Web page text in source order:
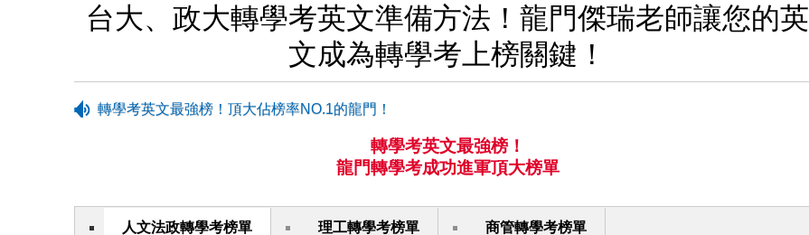
台大、政大轉學考英文準備方法！龍門傑瑞老師讓您的英
文成為轉學考上榜關鍵！
轉學考英文最強榜！頂大佔榜率NO.1的龍門！
轉學考英文最強榜！
龍門轉學考成功進軍頂大榜單
人文法政轉學考榜單 理工轉學考榜單 商管轉學考榜單